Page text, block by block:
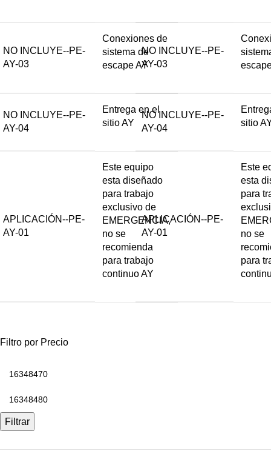
Filtro por Precio
Filtrar
NO INCLUYE--PE-
AY-03
Conexiones de
sistema de
escape AY
NO INCLUYE--PE-
AY-04
Entrega en el
sitio AY
APLICACIÓN--PE-
AY-01
Este equipo
esta diseñado
para trabajo
exclusivo de
EMERGENCIA,
no se
recomienda
para trabajo
continuo AY
NO INCLUYE--PE-
AY-03
NO INCLUYE--PE-
AY-04
sitio
APLICACIÓN--PE-
AY-01
Este
esta
para
no se
para